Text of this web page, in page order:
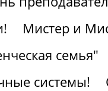
Мистер и
семья"
системы!